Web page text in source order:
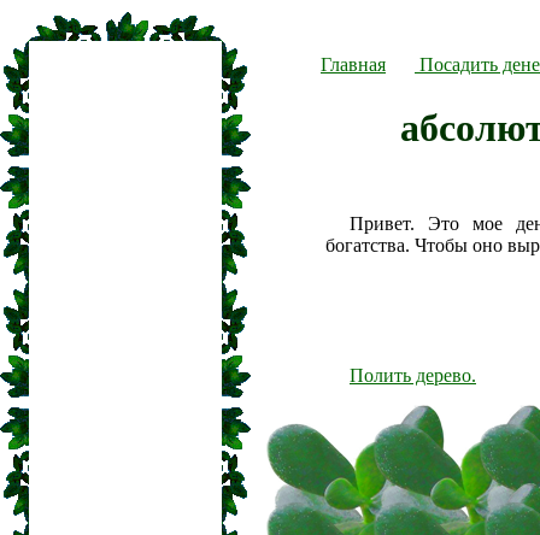
Главная Посадить
Привет. Это мое
богатства. Чтобы оно
Полить дерево.